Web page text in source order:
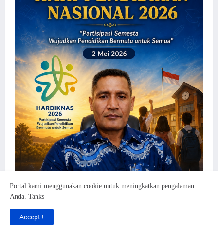
Portal kami menggunakan cookie untuk meningkatkan pengalaman
Anda. Tanks
Accept !